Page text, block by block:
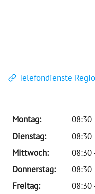
Telefondienste
Montag:
08:30
Dienstag:
08:30
Mittwoch:
08:30
Donnerstag:
08:30
Freitag:
08:30